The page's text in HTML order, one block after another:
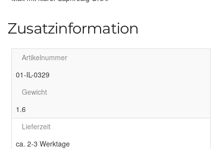
Zusatzinformation
Artikelnummer
01-IL-0329
Gewicht
1.6
Lieferzeit
ca. 2-3 Werktage